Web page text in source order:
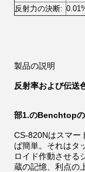
反射力の決断:
製品の説明
反射率および伝送
部1.のBenchtop
CS-820Nはスマー
ば簡単。それはタ
ロイド作動させる
蔵の記憶、利点の